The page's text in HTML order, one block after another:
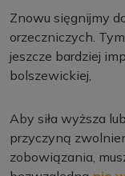
Znowu sięgnijmy
orzeczniczych.
jeszcze bardziej
bolszewickiej,
Aby siła wyższa
przyczyną
zobowiązania,